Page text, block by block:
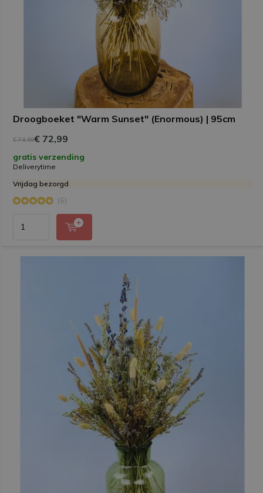
Droogboeket "Warm Sunset" (Enormous) | 95cm
€ 74,99€ 72,99
gratis verzending
Deliverytime
Vrijdag bezorgd
(6)